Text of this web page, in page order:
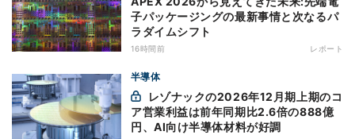
子パッケージングの最新事情と次なるパ
ラダイムシフト
16時間前 レポート
半導体
ア営業利益は前年同期比2.6倍の888億
円、AI向け半導体材料が好調